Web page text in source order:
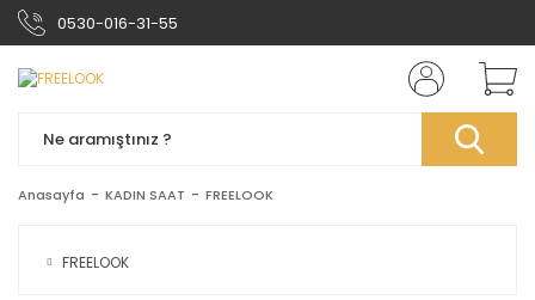
0530-016-31-55
Anasayfa KADIN SAAT FREELOOK
FREELOOK